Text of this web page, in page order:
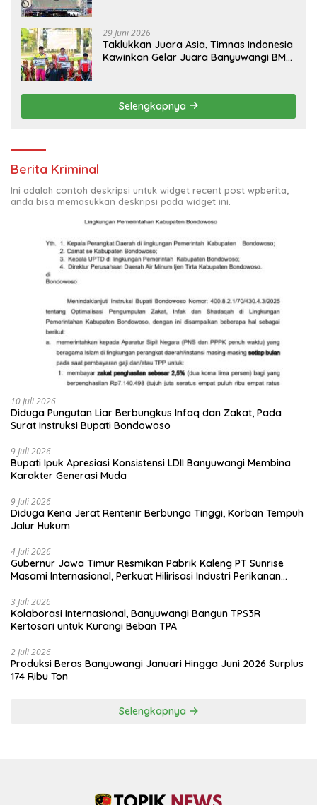
29 Juni 2026
Taklukkan Juara Asia, Timnas Indonesia
Kawinkan Gelar Juara Banyuwangi BMX
Selengkapnya
Berita Kriminal
Ini adalah contoh deskripsi untuk widget recent post wpberita,
anda bisa memasukkan deskripsi pada widget ini.
10 Juli 2026
Diduga Pungutan Liar Berbungkus Infaq dan Zakat, Pada
Surat Instruksi Bupati Bondowoso
9 Juli 2026
Bupati Ipuk Apresiasi Konsistensi LDII Banyuwangi Membina
Karakter Generasi Muda
9 Juli 2026
Diduga Kena Jerat Rentenir Berbunga Tinggi, Korban Tempuh
Jalur Hukum
4 Juli 2026
Gubernur Jawa Timur Resmikan Pabrik Kaleng PT Sunrise
Masami Internasional, Perkuat Hilirisasi Industri Perikanan
3 Juli 2026
Kolaborasi Internasional, Banyuwangi Bangun TPS3R
Kertosari untuk Kurangi Beban TPA
2 Juli 2026
Produksi Beras Banyuwangi Januari Hingga Juni 2026 Surplus
174 Ribu Ton
Selengkapnya